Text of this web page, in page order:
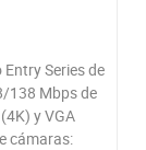
Series de
138 Mbps de
y VGA
cámaras: